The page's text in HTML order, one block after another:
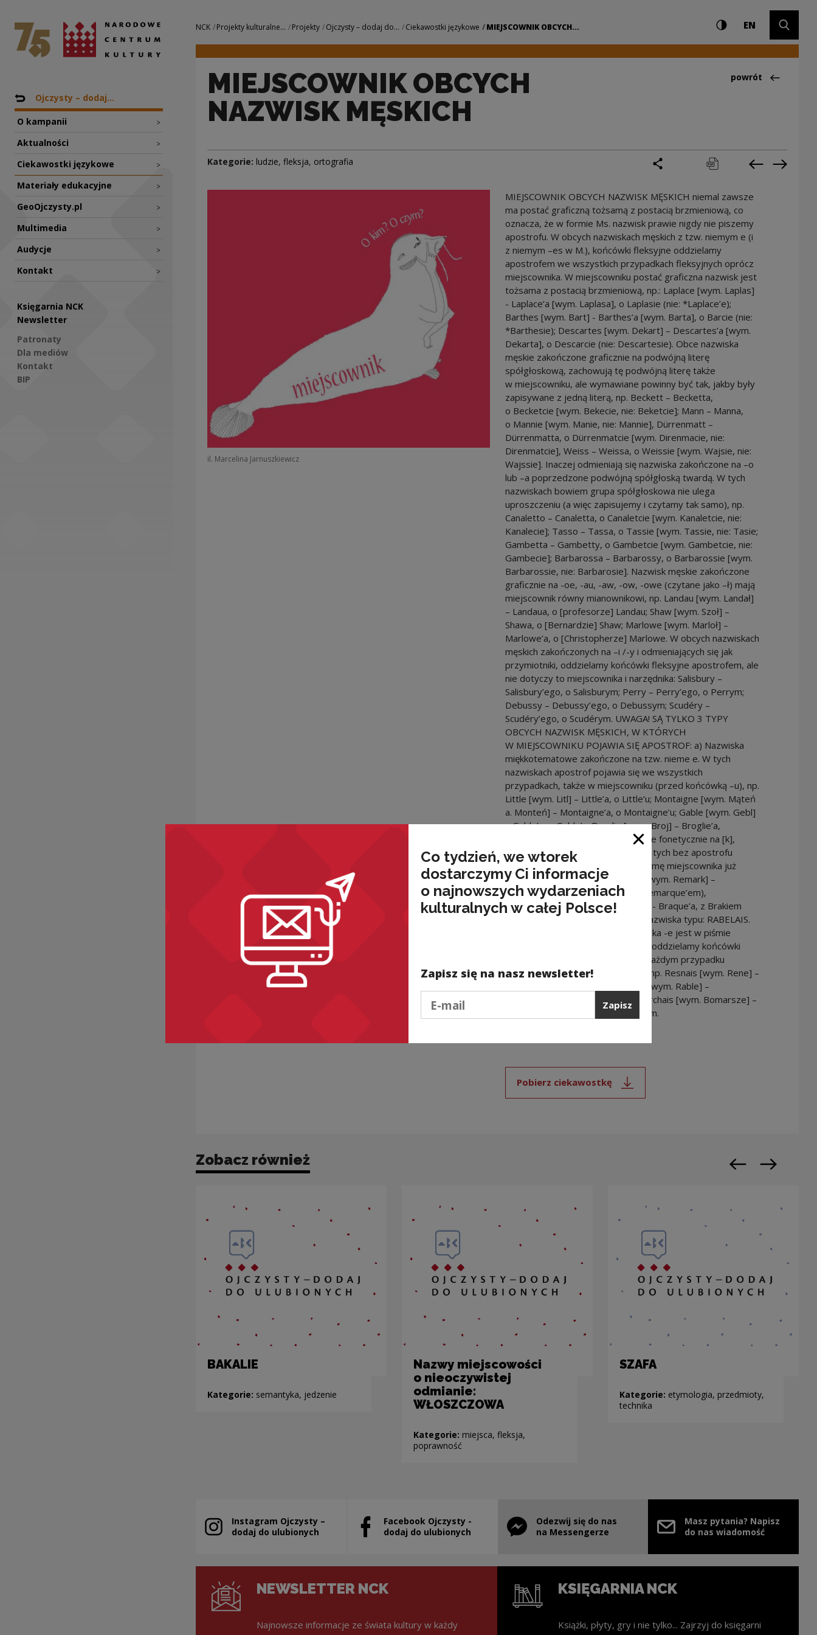
MIEJSCOWNIK OBCYCH NAZWISK MĘSKICH | Narodowe
Narodowe Centrum Kultury
Nawigacja
Powrót do: Projekty
Ojczysty – dodaj...
O kampanii >
Aktualności >
Ciekawostki językowe >
Materiały edukacyjne >
GeoOjczysty.pl >
Multimedia >
Audycje >
Kontakt >
Księgarnia NCK
Newsletter
Patronaty
Dla mediów
Kontakt
BIP
Nawigacja
NCK Projekty kulturalne... Projekty Ojczysty – dodaj do... Ciekawostki językowe MIEJSCOWNIK OBCYCH... Ustawienia iWysoki kontrast
ENCHANGE
MIEJSCOWNIK OBCYCH
NAZWISK MĘSKICH
Powrót
powrót
Kategorie: ludzie, fleksja, ortografia podziel się
drukuj pobierz Poprzednia
il. Marcelina Jarnuszkiewicz
MIEJSCOWNIK OBCYCH NAZWISK MĘSKICH niemal zawsze
ma postać graficzną tożsamą z postacią brzmieniową, co
oznacza, że w formie Ms. nazwisk prawie nigdy nie piszemy
apostrofu. W obcych nazwiskach męskich z tzw. niemym e (i
z niemym –es w M.), końcówki fleksyjne oddzielamy
apostrofem we wszystkich przypadkach fleksyjnych oprócz
miejscownika. W miejscowniku postać graficzna nazwisk jest
tożsama z postacią brzmieniową, np.: Laplace [wym. Laplas]
- Laplace’a [wym. Laplasa], o Laplasie (nie: *Laplace’e);
Barthes [wym. Bart] - Barthes’a [wym. Barta], o Barcie (nie:
*Barthesie); Descartes [wym. Dekart] – Descartes’a [wym.
Dekarta], o Descarcie (nie: Descartesie). Obce nazwiska
męskie zakończone graficznie na podwójną literę
spółgłoskową, zachowują tę podwójną literę także
w miejscowniku, ale wymawiane powinny być tak, jakby były
zapisywane z jedną literą, np. Beckett – Becketta,
o Becketcie [wym. Bekecie, nie: Beketcie]; Mann – Manna,
o Mannie [wym. Manie, nie: Mannie], Dürrenmatt –
Dürrenmatta, o Dürrenmatcie [wym. Direnmacie, nie:
Direnmatcie], Weiss – Weissa, o Weissie [wym. Wajsie, nie:
Wajssie]. Inaczej odmieniają się nazwiska zakończone na –o
lub –a poprzedzone podwójną spółgłoską twardą. W tych
nazwiskach bowiem grupa spółgłoskowa nie ulega
uproszczeniu (a więc zapisujemy i czytamy tak samo), np.
Canaletto – Canaletta, o Canaletcie [wym. Kanaletcie, nie:
Kanalecie]; Tasso – Tassa, o Tassie [wym. Tassie, nie: Tasie;
Gambetta – Gambetty, o Gambetcie [wym. Gambetcie, nie:
Gambecie]; Barbarossa – Barbarossy, o Barbarossie [wym.
Barbarossie, nie: Barbarosie]. Nazwisk męskie zakończone
graficznie na -oe, -au, -aw, -ow, -owe (czytane jako –ł) mają
miejscownik równy mianownikowi, np. Landau [wym. Landał]
– Landaua, o [profesorze] Landau; Shaw [wym. Szoł] –
Shawa, o [Bernardzie] Shaw; Marlowe [wym. Marloł] –
Marlowe’a, o [Christopherze] Marlowe. W obcych nazwiskach
męskich zakończonych na –i /-y i odmieniających się jak
przymiotniki, oddzielamy końcówki fleksyjne apostrofem, ale
nie dotyczy to miejscownika i narzędnika: Salisbury –
Salisbury’ego, o Salisburym; Perry – Perry’ego, o Perrym;
Debussy – Debussy’ego, o Debussym; Scudéry –
Scudéry’ego, o Scudérym. UWAGA! SĄ TYLKO 3 TYPY
OBCYCH NAZWISK MĘSKICH, W KTÓRYCH
W MIEJSCOWNIKU POJAWIA SIĘ APOSTROF: a) Nazwiska
miękkotematowe zakończone na tzw. nieme e. W tych
nazwiskach apostrof pojawia się we wszystkich
przypadkach, także w miejscowniku (przed końcówką –u), np.
Little [wym. Litl] – Little’a, o Little’u; Montaigne [wym. Mąteń
a. Monteń] – Montaigne’a, o Montaigne’u; Gable [wym. Gebl]
– Gable’a, o Gable’u; Broglie [wym. Broj] – Broglie’a,
o Broglie’u; b) Nazwiska zakończone fonetycznie na [k],
a graficznie na –que. W nazwiskach tych bez apostrofu
zapisujemy formę narzędnika (a formę miejscownika już
z apostrofem), np. np. Remarque [wym. Remark] –
Remarque’a, z Remarkiem (nie: *Remarque’em),
o Remarque’u; Braque [wym. Brak] - Braque’a, z Brakiem
(nie: *Braque’em), o Braque’u; c) Nazwiska typu: RABELAIS.
W nazwiskach, w których samogłoska -e jest w piśmie
oddana przez połączenie liter -ais, oddzielamy końcówki
fleksyjne za pomocą apostrofu w każdym przypadku
fleksyjnym, także w miejscowniku, np. Resnais [wym. Rene] –
Resnais’go, o Resnais’m; Rabelais [wym. Rable] –
Rabelais’go, o Rabelais’m; Beaumarchais [wym. Bomarsze] –
Beaumarchais’go, o Beaumarchais’m.
Pobierz ciekawostkę
Uwaga, link zostanie otwarty w nowym oknie
Zobacz również
BAKALIE
Kategorie: semantyka, jedzenie
Nazwy miejscowości
o nieoczywistej
odmianie:
WŁOSZCZOWA
Kategorie: miejsca, fleksja,
poprawność
SZAFA
Kategorie: etymologia, przedmioty,
technika
Poprzedni slajd
Następny
Instagram Ojczysty –
dodaj do ulubionych
Uwaga, link zostanie otwarty w nowym oknie
Facebook Ojczysty -
dodaj do ulubionych
Uwaga, link zostanie otwarty w nowym oknie
Odezwij się do nas
na Messengerze
Uwaga, link zostanie otwarty w nowym oknie
Masz pytania? Napisz
do nas wiadomość
NEWSLETTER NCK
Najnowsze informacje ze świata kultury w każdy
KSIĘGARNIA NCK
Książki, płyty, gry i nie tylko... Zajrzyj do księgarni
Zamknij okno
Co tydzień, we wtorek
dostarczymy Ci informacje
o najnowszych wydarzeniach
kulturalnych w całej Polsce!
Zapisz się na nasz newsletter!
Zapisz